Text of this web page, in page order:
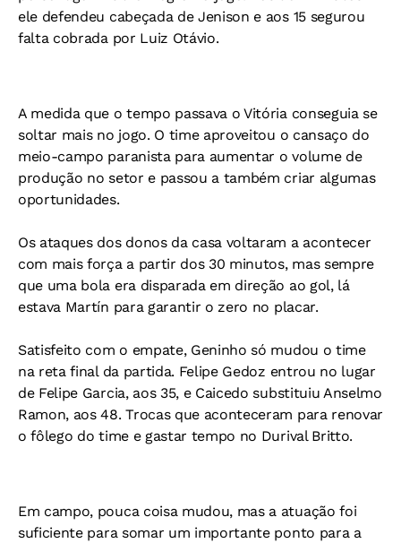
ele defendeu cabeçada de Jenison e aos 15 segurou
falta cobrada por Luiz Otávio.
A medida que o tempo passava o Vitória conseguia se
soltar mais no jogo. O time aproveitou o cansaço do
meio-campo paranista para aumentar o volume de
produção no setor e passou a também criar algumas
oportunidades.
Os ataques dos donos da casa voltaram a acontecer
com mais força a partir dos 30 minutos, mas sempre
que uma bola era disparada em direção ao gol, lá
estava Martín para garantir o zero no placar.
Satisfeito com o empate, Geninho só mudou o time
na reta final da partida. Felipe Gedoz entrou no lugar
de Felipe Garcia, aos 35, e Caicedo substituiu Anselmo
Ramon, aos 48. Trocas que aconteceram para renovar
o fôlego do time e gastar tempo no Durival Britto.
Em campo, pouca coisa mudou, mas a atuação foi
suficiente para somar um importante ponto para a